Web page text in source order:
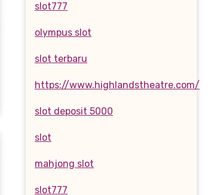
slot777
olympus slot
slot terbaru
https://www.highlandstheatre.com/
slot deposit 5000
slot
mahjong slot
slot777